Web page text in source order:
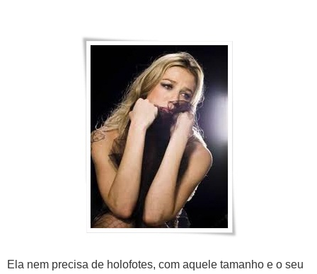
Ela nem precisa de holofotes, com aquele tamanho e o seu